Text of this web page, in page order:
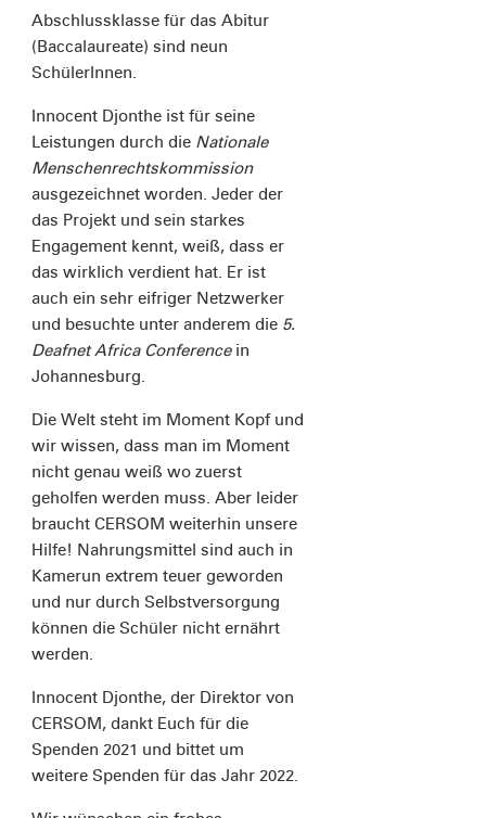
Abschlussklasse für das Abitur
(Baccalaureate) sind neun
SchülerInnen.
Innocent Djonthe ist für seine
Leistungen durch die Nationale
Menschenrechtskommission
ausgezeichnet worden. Jeder der
das Projekt und sein starkes
Engagement kennt, weiß, dass er
das wirklich verdient hat. Er ist
auch ein sehr eifriger Netzwerker
und besuchte unter anderem die 5.
Deafnet Africa Conferencein
Johannesburg.
Die Welt steht im Moment Kopf und
wir wissen, dass man im Moment
nicht genau weiß wo zuerst
geholfen werden muss. Aber leider
braucht CERSOM weiterhin unsere
Hilfe! Nahrungsmittel sind auch in
Kamerun extrem teuer geworden
und nur durch Selbstversorgung
können die Schüler nicht ernährt
werden.
Innocent Djonthe, der Direktor von
CERSOM, dankt Euch für die
Spenden 2021 und bittet um
weitere Spenden für das Jahr 2022.